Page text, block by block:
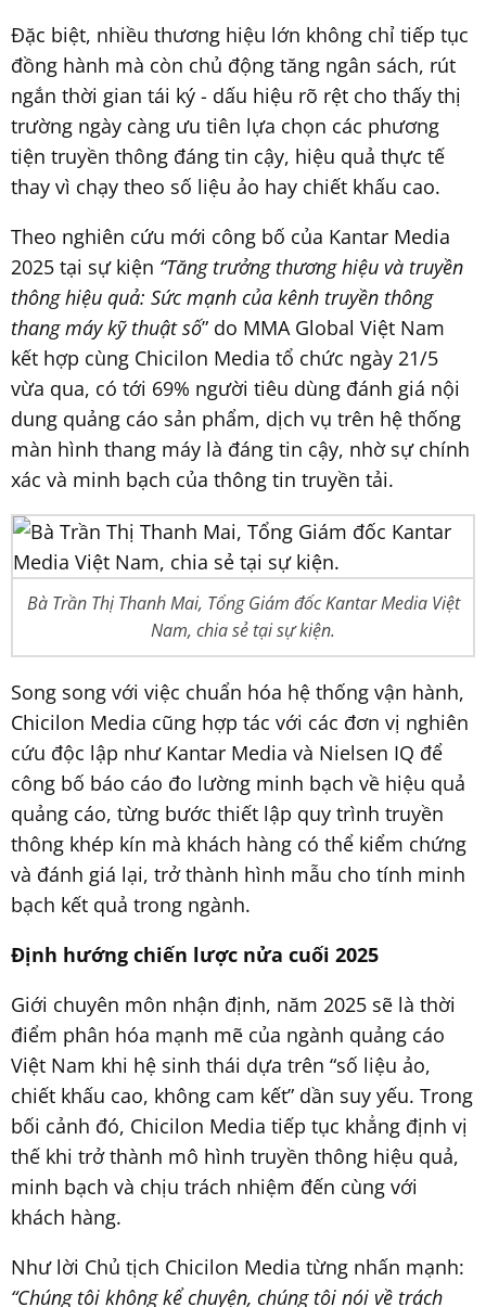
Đặc biệt, nhiều thương hiệu lớn không chỉ tiếp tục
đồng hành mà còn chủ động tăng ngân sách, rút
ngắn thời gian tái ký - dấu hiệu rõ rệt cho thấy thị
trường ngày càng ưu tiên lựa chọn các phương
tiện truyền thông đáng tin cậy, hiệu quả thực tế
thay vì chạy theo số liệu ảo hay chiết khấu cao.
Theo nghiên cứu mới công bố của Kantar Media
2025 tại sự kiện “Tăng trưởng thương hiệu và truyền
thông hiệu quả: Sức mạnh của kênh truyền thông
thang máy kỹ thuật số” do MMA Global Việt Nam
kết hợp cùng Chicilon Media tổ chức ngày 21/5
vừa qua, có tới 69% người tiêu dùng đánh giá nội
dung quảng cáo sản phẩm, dịch vụ trên hệ thống
màn hình thang máy là đáng tin cậy, nhờ sự chính
xác và minh bạch của thông tin truyền tải.
Bà Trần Thị Thanh Mai, Tổng Giám đốc Kantar Media Việt
Nam, chia sẻ tại sự kiện.
Song song với việc chuẩn hóa hệ thống vận hành,
Chicilon Media cũng hợp tác với các đơn vị nghiên
cứu độc lập như Kantar Media và Nielsen IQ để
công bố báo cáo đo lường minh bạch về hiệu quả
quảng cáo, từng bước thiết lập quy trình truyền
thông khép kín mà khách hàng có thể kiểm chứng
và đánh giá lại, trở thành hình mẫu cho tính minh
bạch kết quả trong ngành.
Định hướng chiến lược nửa cuối 2025
Giới chuyên môn nhận định, năm 2025 sẽ là thời
điểm phân hóa mạnh mẽ của ngành quảng cáo
Việt Nam khi hệ sinh thái dựa trên “số liệu ảo,
chiết khấu cao, không cam kết” dần suy yếu. Trong
bối cảnh đó, Chicilon Media tiếp tục khẳng định vị
thế khi trở thành mô hình truyền thông hiệu quả,
minh bạch và chịu trách nhiệm đến cùng với
khách hàng.
Như lời Chủ tịch Chicilon Media từng nhấn mạnh:
“Chúng tôi không kể chuyện, chúng tôi nói về trách